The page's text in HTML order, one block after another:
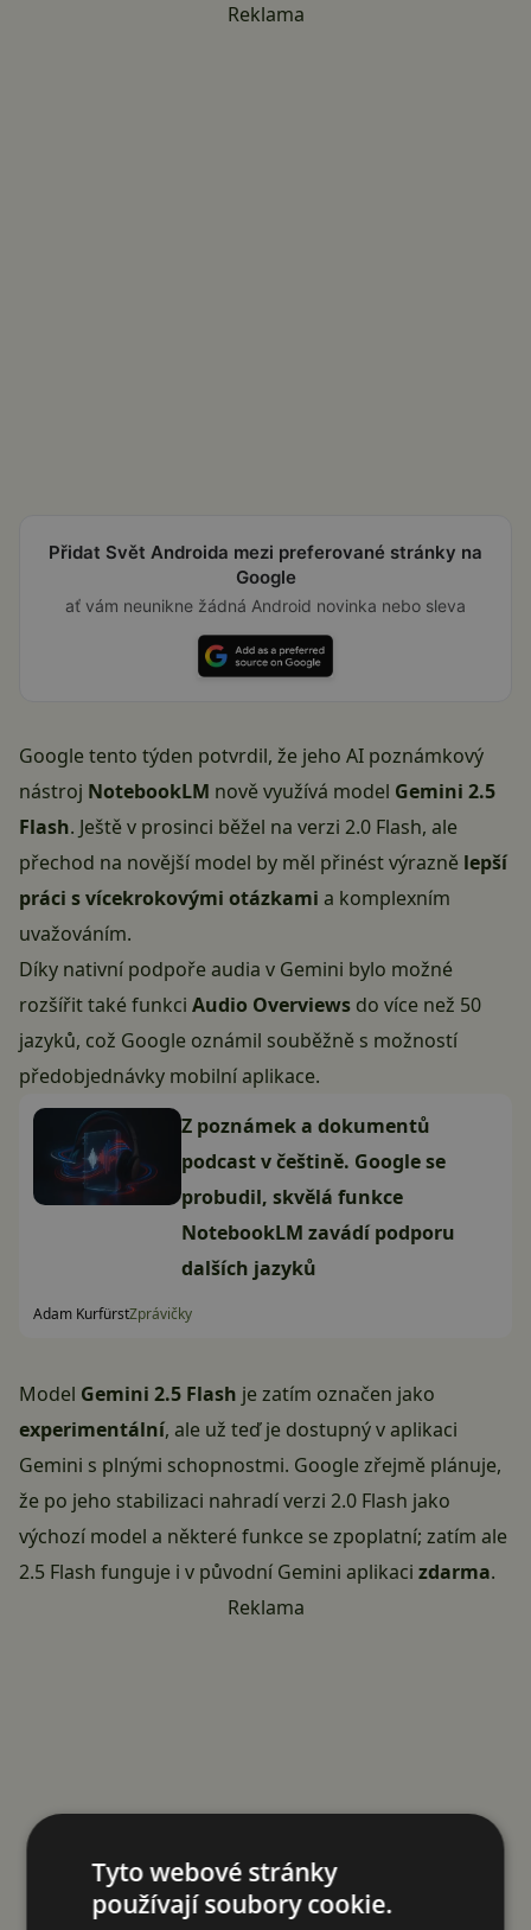
Reklama
Přidat Svět Androida mezi preferované stránky na
Google
ať vám neunikne žádná Android novinka nebo sleva
Google tento týden potvrdil, že jeho AI poznámkový
nástroj NotebookLM nově využívá model Gemini 2.5
Flash. Ještě v prosinci běžel na verzi 2.0 Flash, ale
přechod na novější model by měl přinést výrazně lepší
práci s vícekrokovými otázkami a komplexním
uvažováním.
Díky nativní podpoře audia v Gemini bylo možné
rozšířit také funkci Audio Overviews do více než 50
jazyků, což Google oznámil souběžně s možností
předobjednávky mobilní aplikace.
Z poznámek a dokumentů
podcast v češtině. Google se
probudil, skvělá funkce
NotebookLM zavádí podporu
dalších jazyků
Adam KurfürstZprávičky
Model Gemini 2.5 Flash je zatím označen jako
experimentální, ale už teď je dostupný v aplikaci
Gemini s plnými schopnostmi. Google zřejmě plánuje,
že po jeho stabilizaci nahradí verzi 2.0 Flash jako
výchozí model a některé funkce se zpoplatní; zatím ale
2.5 Flash funguje i v původní Gemini aplikaci zdarma.
Reklama
Tyto webové stránky
používají soubory cookie.